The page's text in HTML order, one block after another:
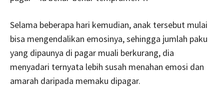
Selama beberapa hari kemudian, anak tersebut mulai
bisa mengendalikan emosinya, sehingga jumlah paku
yang dipaunya di pagar muali berkurang, dia
menyadari ternyata lebih susah menahan emosi dan
amarah daripada memaku dipagar.